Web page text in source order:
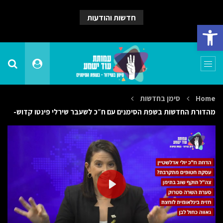
פתח סרגל נגישות
חדשות והודעות
Home
סימן בחדשות
מהדורת החדשות בשפת הסימנים עם ח״כ לשעבר שירלי פינטו קדוש-
PLAY